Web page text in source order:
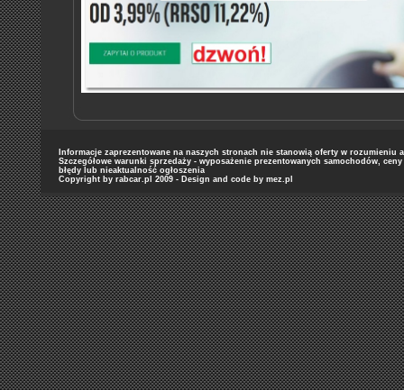
Informacje zaprezentowane na naszych stronach nie stanowią oferty w
Szczegółowe warunki sprzedaży - wyposażenie prezentowanych samochodów,
błędy lub nieaktualność ogłoszenia
Copyright by rabcar.pl 2009 - Design and code by mez.pl